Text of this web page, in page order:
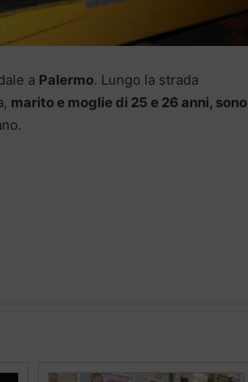
a Palermo. Lungo la strada
marito e moglie di 25 e 26 anni, sono